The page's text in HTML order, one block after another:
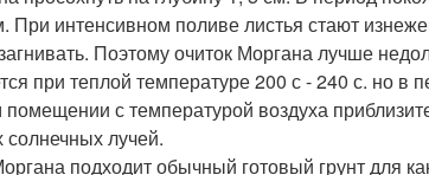
При интенсивном поливе листья стают
Поэтому очиток Моргана лучше
при теплой температуре 200 с - 240 с. но в
с температурой воздуха
лучей.
подходит обычный готовый грунт для